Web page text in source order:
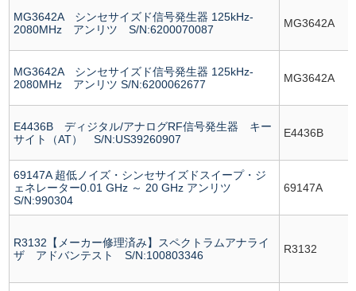
MG3642A シンセサイズド信号発生器 125kHz-
2080MHz アンリツ S/N:6200070087
MG3642A
MG3642A シンセサイズド信号発生器 125kHz-
2080MHz アンリツ S/N:6200062677
MG3642A
E4436B ディジタル/アナログRF信号発生器 キー
サイト（AT） S/N:US39260907
E4436B
69147A 超低ノイズ・シンセサイズドスイープ・ジ
ェネレーター0.01 GHz ～ 20 GHz アンリツ
S/N:990304
69147A
R3132【メーカー修理済み】スペクトラムアナライ
ザ アドバンテスト S/N:100803346
R3132